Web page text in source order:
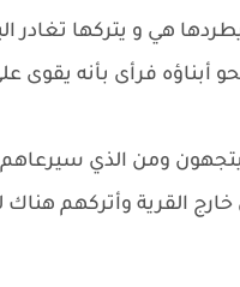
هي و يتركها تغادر
فرأى بأنه يقوى
ومن الذي سيرعاهم
القرية وأتركهم هناك